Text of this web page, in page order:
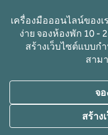
เครื่องมือออนไลน์ของเ
ง่าย จองห้องพัก 10 -
สร้างเว็บไซต์แบบ
สาม
จ
สร้าง